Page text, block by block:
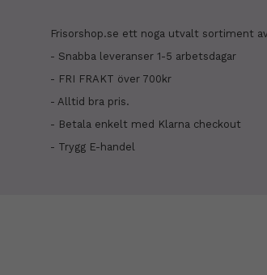
Frisorshop.se ett noga utvalt sortiment
- Snabba leveranser 1-5 arbetsdagar
- FRI FRAKT över 700kr
- Alltid bra pris.
- Betala enkelt med Klarna checkout
- Trygg E-handel